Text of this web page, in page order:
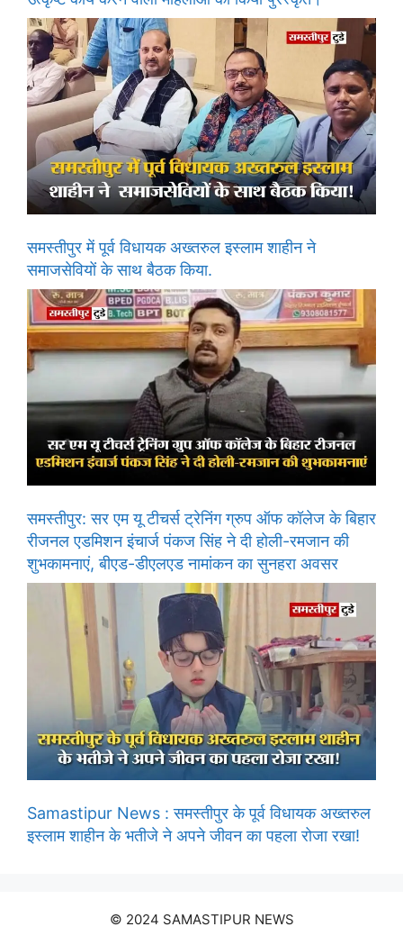
समस्तीपुर में पूर्व विधायक अख्तरुल इस्लाम शाहीन ने
समाजसेवियों के साथ बैठक किया.
समस्तीपुर: सर एम यू टीचर्स ट्रेनिंग ग्रुप ऑफ कॉलेज के बिहार
रीजनल एडमिशन इंचार्ज पंकज सिंह ने दी होली-रमजान की
शुभकामनाएं, बीएड-डीएलएड नामांकन का सुनहरा अवसर
Samastipur News : समस्तीपुर के पूर्व विधायक अख्तरुल
इस्लाम शाहीन के भतीजे ने अपने जीवन का पहला रोजा रखा!
© 2024 SAMASTIPUR NEWS